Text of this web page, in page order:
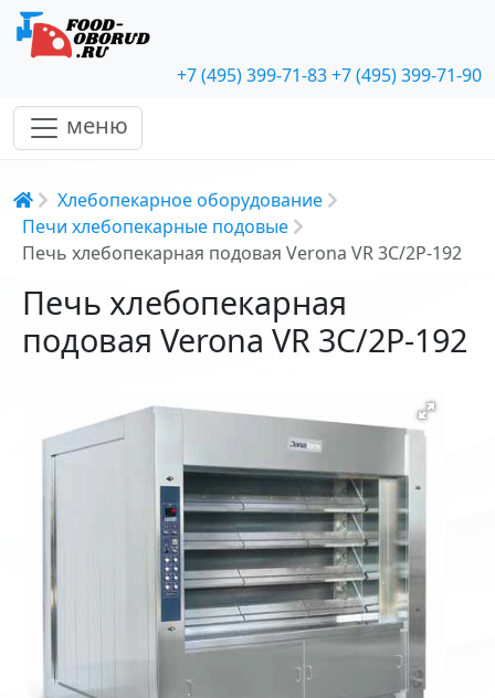
+7 (495) 399-71-83+7 (495) 399-71-90
меню
Строка навигации
Хлебопекарное оборудование
Печи хлебопекарные подовые
Печь хлебопекарная подовая Verona VR 3C/2P-192
Печь хлебопекарная
подовая Verona VR 3C/2P-192